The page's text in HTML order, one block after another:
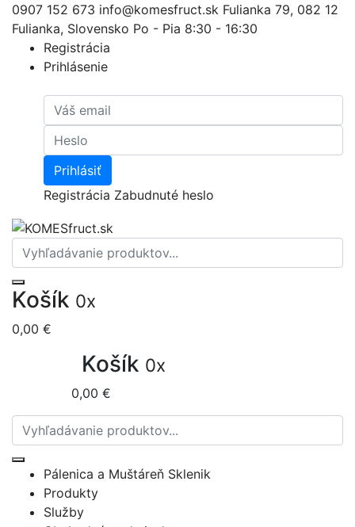
0907 152 673 info@komesfruct.sk Fulianka 79, 082 12
Fulianka, Slovensko Po - Pia 8:30 - 16:30
Registrácia
Prihlásenie
Prihlásiť
Registrácia Zabudnuté heslo
Košík 0x
0,00 €
Košík 0x
0,00 €
Pálenica a Muštáreň Sklenik
Produkty
Služby